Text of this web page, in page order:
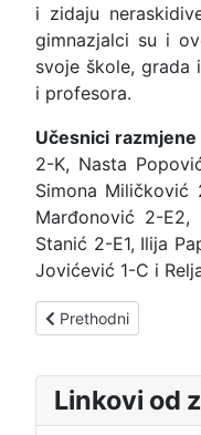
i zidaju
gimnazjalci su i
svoje škole, grada
i profesora.
Učesnici
2-K, Nasta
Simona Miličković
Marđonović 2-E2,
Stanić 2-E1, Ilija
Jovićević 1-C i
Prethodni članak:
Prethodni
Linkovi od